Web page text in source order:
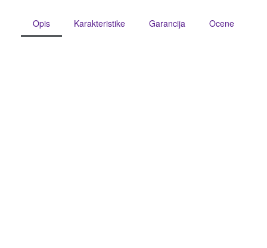
Opis Karakteristike Garancija Ocene